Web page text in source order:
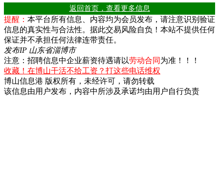
返回首页，查看更多信息
提醒： 本平台所有信息、内容均为会员发布，请注意识别验证
信息的真实性与合法性。据此交易风险自负！本站不提供任何
保证并不承担任何法律连带责任。
发布IP 山东省淄博市
注意：招聘信息中企业薪资待遇请以劳动合同 为准！！！
收藏！在博山干活不给工资？打这些电话维权
博山信息港 版权所有，未经许可，请勿转载
该信息由用户发布，内容中所涉及承诺均由用户自行负责